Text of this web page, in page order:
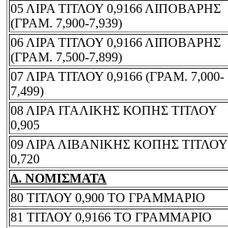
05 ΛΙΡΑ ΤΙΤΛΟΥ 0,9166 ΛΙΠΟΒΑΡΗΣ
(ΓΡΑΜ. 7,900-7,939)
06 ΛΙΡΑ ΤΙΤΛΟΥ 0,9166 ΛΙΠΟΒΑΡΗΣ
(ΓΡΑΜ. 7,500-7,899)
07 ΛΙΡΑ ΤΙΤΛΟΥ 0,9166 (ΓΡΑΜ. 7,000-
7,499)
08 ΛΙΡΑ ΙΤΑΛΙΚΗΣ ΚΟΠΗΣ ΤΙΤΛΟΥ
0,905
09 ΛΙΡΑ ΛΙΒΑΝΙΚΗΣ ΚΟΠΗΣ ΤΙΤΛΟΥ
0,720
Δ. ΝΟΜΙΣΜΑΤΑ
80 ΤΙΤΛΟΥ 0,900 ΤΟ ΓΡΑΜΜΑΡΙΟ
81 ΤΙΤΛΟΥ 0,9166 ΤΟ ΓΡΑΜΜΑΡΙΟ